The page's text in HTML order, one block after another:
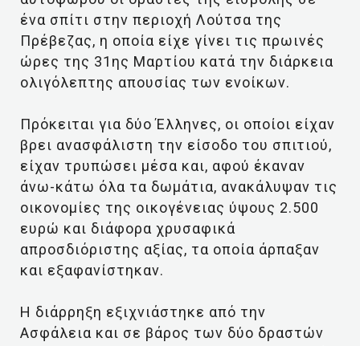
ένα σπίτι στην περιοχή Λούτσα της
Πρέβεζας, η οποία είχε γίνει τις πρωινές
ώρες της 31ης Μαρτίου κατά την διάρκεια
ολιγόλεπτης απουσίας των ενοίκων.
Πρόκειται για δύο Έλληνες, οι οποίοι είχαν
βρει ανασφάλιστη την είσοδο του σπιτιού,
είχαν τρυπώσει μέσα και, αφού έκαναν
άνω-κάτω όλα τα δωμάτια, ανακάλυψαν τις
οικονομίες της οικογένειας ύψους 2.500
ευρώ και διάφορα χρυσαφικά
απροσδιόριστης αξίας, τα οποία άρπαξαν
και εξαφανίστηκαν.
Η διάρρηξη εξιχνιάστηκε από την
Ασφάλεια και σε βάρος των δύο δραστών